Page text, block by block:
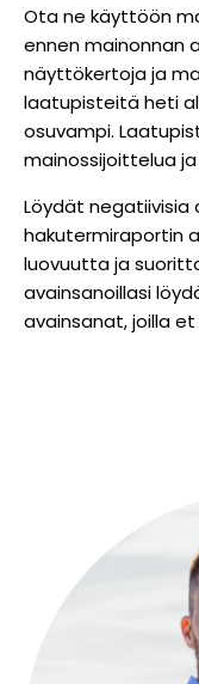
Ota ne käyttöön
ennen mainonnan
näyttökertoja ja
laatupisteitä heti
osuvampi.
mainossijoittelua
Löydät negatiivisia
hakutermiraportin
luovuutta ja
avainsanoillasi
avainsanat, joilla et